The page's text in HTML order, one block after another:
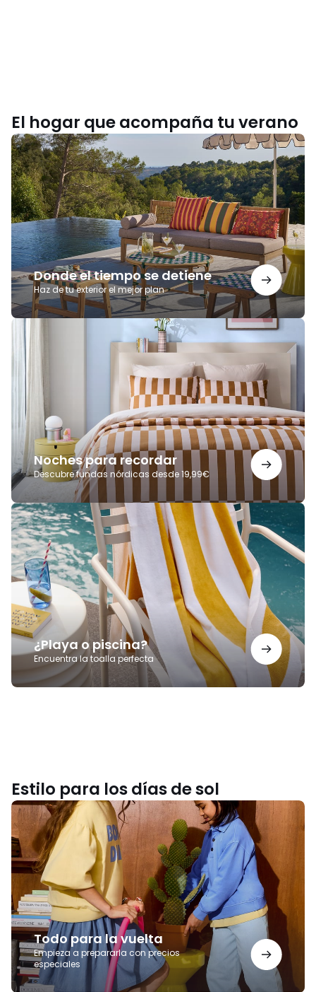
El hogar que acompaña tu verano
Donde el tiempo se detiene
Haz de tu exterior el mejor plan
Donde
el
tiempo
se
detiene
Noches para recordar
Descubre fundas nórdicas desde 19,99€
Noches
para
recordar
¿Playa o piscina?
Encuentra la toalla perfecta
¿Playa
o
piscina?
Estilo para los días de sol
Todo para la vuelta
Empieza a prepararla con precios
especiales
Todo
para
la
vuelta